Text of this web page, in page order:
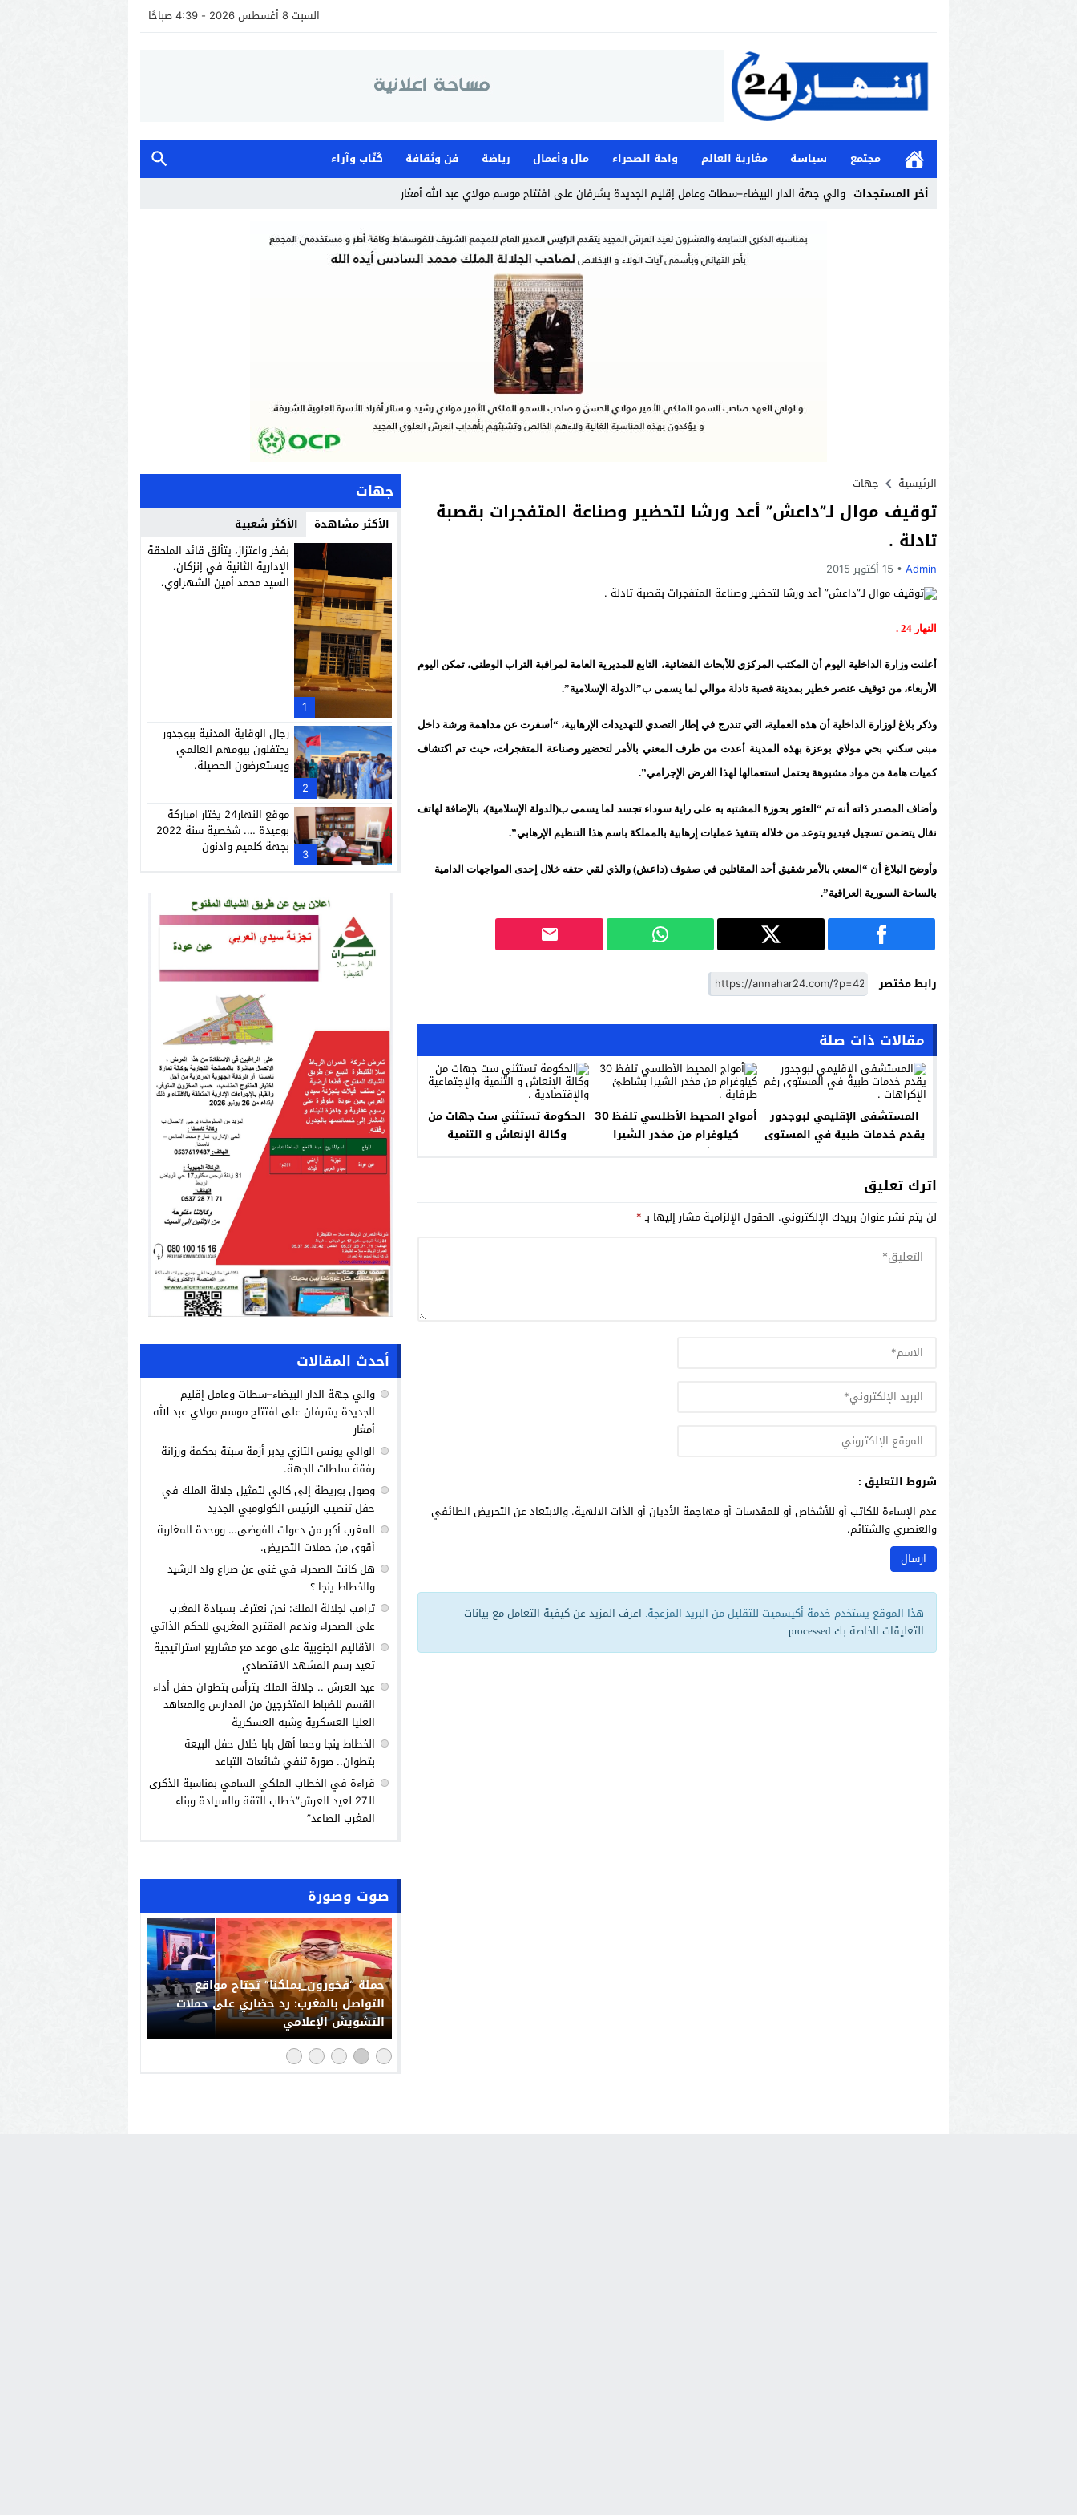
السبت 8 أغسطس 2026 - 4:39 صباحًا
مجتمع سياسة مغاربة العالم واحة الصحراء مال وأعمال رياضة فن وثقافة
كُتّاب وآراء
أخر المستجدات والي جهة الدار البيضاء–سطات وعامل إقليم الجديدة يشرفان على افتتاح موسم مولاي عبد الله أمغار
الرئيسية جهات
توقيف موال لـ”داعش” أعد ورشا لتحضير وصناعة المتفجرات بقصبة
تادلة .
Admin 15 أكتوبر 2015
النهار 24 .
أعلنت وزارة الداخلية اليوم أن المكتب المركزي للأبحاث القضائية، التابع للمديرية العامة لمراقبة التراب الوطني، تمكن اليوم
الأربعاء، من توقيف عنصر خطير بمدينة قصبة تادلة موالي لما يسمى ب”الدولة الإسلامية”.
وذكر بلاغ لوزارة الداخلية أن هذه العملية، التي تندرج في إطار التصدي للتهديدات الإرهابية، “أسفرت عن مداهمة ورشة داخل
مبنى سكني بحي مولاي بوعزة بهذه المدينة أعدت من طرف المعني بالأمر لتحضير وصناعة المتفجرات، حيث تم اكتشاف
كميات هامة من مواد مشبوهة يحتمل استعمالها لهذا الغرض الإجرامي”.
وأضاف المصدر ذاته أنه تم “العثور بحوزة المشتبه به على راية سوداء تجسد لما يسمى ب(الدولة الإسلامية)، بالإضافة لهاتف
نقال يتضمن تسجيل فيديو يتوعد من خلاله بتنفيذ عمليات إرهابية بالمملكة باسم هذا التنظيم الإرهابي”.
وأوضح البلاغ أن “المعني بالأمر شقيق أحد المقاتلين في صفوف (داعش) والذي لقي حتفه خلال إحدى المواجهات الدامية
بالساحة السورية العراقية”.
رابط مختصر
مقالات ذات صلة
المستشفى الإقليمي لبوجدور
يقدم خدمات طبية في المستوى
أمواج المحيط الأطلسي تلفظ 30
كيلوغرام من مخدر الشيرا
بشاطئ طرفاية .
الحكومة تستثني ست جهات من
وكالة الإنعاش و التنمية
اترك تعليق
لن يتم نشر عنوان بريدك الإلكتروني. الحقول الإلزامية مشار إليها بـ*
شروط التعليق :
عدم الإساءة للكاتب أو للأشخاص أو للمقدسات أو مهاجمة الأديان أو الذات الالهية. والابتعاد عن التحريض الطائفي
والعنصري والشتائم.
هذا الموقع يستخدم خدمة أكيسميت للتقليل من البريد المزعجة. اعرف المزيد عن كيفية التعامل مع بيانات
التعليقات الخاصة بك processed
.
جهات
الأكثر مشاهدة الأكثر شعبية
1
بفخر واعتزاز، يتألق قائد الملحقة
الإدارية الثانية في إنزكان،
السيد محمد أمين الشهراوي،
2
رجال الوقاية المدنية ببوجدور
يحتفلون بيومهم العالمي
ويستعرضون الحصيلة.
3
موقع النهار24 يختار امباركة
بوعيدة …. شخصية سنة 2022
بجهة كلميم وادنون
صوت وصورة
حملة “فخورون_بملكنا” تجتاح مواقع
التواصل بالمغرب: رد حضاري على حملات
التشويش الإعلامي
أحدث المقالات
والي جهة الدار البيضاء–سطات وعامل إقليم
الجديدة يشرفان على افتتاح موسم مولاي عبد الله
أمغار
الوالي يونس التازي يدبر أزمة سبتة بحكمة ورزانة
رفقة سلطات الجهة.
وصول بوريطة إلى كالي لتمثيل جلالة الملك في
حفل تنصيب الرئيس الكولومبي الجديد
المغرب أكبر من دعوات الفوضى… ووحدة المغاربة
أقوى من حملات التحريض.
هل كانت الصحراء في غنى عن صراع ولد الرشيد
والخطاط ينجا ؟
ترامب لجلالة الملك: نحن نعترف بسيادة المغرب
على الصحراء وندعم المقترح المغربي للحكم الذاتي
الأقاليم الجنوبية على موعد مع مشاريع استراتيجية
تعيد رسم المشهد الاقتصادي
عيد العرش .. جلالة الملك يترأس بتطوان حفل أداء
القسم للضباط المتخرجين من المدارس والمعاهد
العليا العسكرية وشبه العسكرية
الخطاط ينجا وحما أهل بابا خلال حفل البيعة
بتطوان.. صورة تنفي شائعات التباعد
قراءة في الخطاب الملكي السامي بمناسبة الذكرى
الـ27 لعيد العرش”خطاب الثقة والسيادة وبناء
المغرب الصاعد”